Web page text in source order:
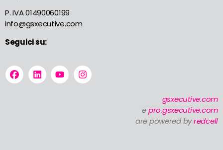
P. IVA 01490060199
info@gsxecutive.com
Seguici su:
gsxecutive.com
epro.gsxecutive.com
are powered byredcell